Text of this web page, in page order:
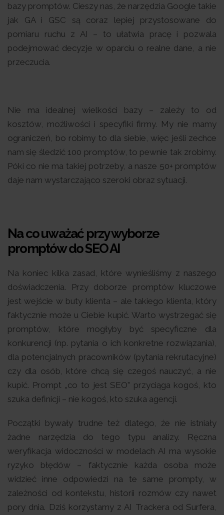
bazy promptów. Cieszy nas, że narzędzia Google takie
jak GA i GSC są coraz lepiej przystosowane do
pomiaru ruchu z AI – to ułatwia pracę i pozwala
podejmować decyzje w oparciu o realne dane, a nie
przeczucia.
Nie ma idealnej wielkości bazy – zależy to od
kosztów, możliwości i specyfiki firmy. My nie mamy
ograniczeń, bo robimy to dla siebie, więc jeśli zechce
nam się śledzić 100 promptów, to pewnie tak zrobimy.
Póki co nie ma takiej potrzeby, a nasze 50+ promptów
daje nam wystarczająco szeroki obraz sytuacji.
Na co uważać przy wyborze
promptów do SEO AI
Na koniec kilka zasad, które wynieśliśmy z naszego
doświadczenia. Przy doborze promptów kluczowe
jest wejście w buty klienta – ale takiego klienta, który
faktycznie może u Ciebie kupić. Warto wystrzegać się
promptów, które mogłyby być specyficzne dla
konkurencji (np. pytania o ich konkretne rozwiązania),
dla potencjalnych pracowników (pytania rekrutacyjne)
czy dla osób, które chcą się czegoś nauczyć, a nie
kupić. Prompt „co to jest SEO” przyciąga kogoś, kto
szuka definicji – nie kogoś, kto szuka agencji.
Początki bywały trudne też dlatego, że nie istniały
żadne narzędzia do tego typu analizy. Ręczna
weryfikacja widoczności w modelach AI ma wysokie
ryzyko błędów – faktycznie każda osoba może
widzieć inne odpowiedzi na te same prompty, w
zależności od kontekstu, historii rozmów czy nawet
pory dnia. Dziś korzystamy z AI Trackera od Surfera,